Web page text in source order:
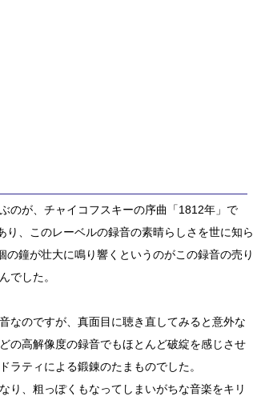
のが、チャイコフスキーの序曲「1812年」で
、このレーベルの録音の素晴らしさを世に知ら
鐘が壮大に鳴り響くというのがこの録音の売り
でした。
なのですが、真面目に聴き直してみると意外な
の高解像度の録音でもほとんど破綻を感じさせ
ラティによる鍛錬のたまものでした。
り、粗っぽくもなってしまいがちな音楽をキリ